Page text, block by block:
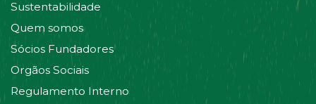
Sustentabilidade
Quem somos
Sócios Fundadores
Orgãos Sociais
Regulamento Interno